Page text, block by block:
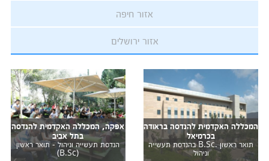
אזור חיפה
אזור ירושלים
המכללה האקדמית להנדסה בראודה
בכרמיאל
תואר ראשון .B.Sc בהנדסת תעשייה
וניהול
אפקה, המכללה האקדמית להנדסה
בתל אביב
הנדסת תעשייה וניהול - תואר ראשון
(B.Sc)